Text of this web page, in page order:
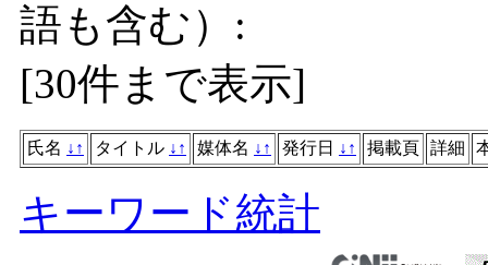
語も含む）:
[30件まで表示]
氏名 ↓ ↑ タイトル ↓ ↑ 媒体名 ↓ ↑ 発行日 ↓ ↑ 掲載頁 詳細
キーワード統計